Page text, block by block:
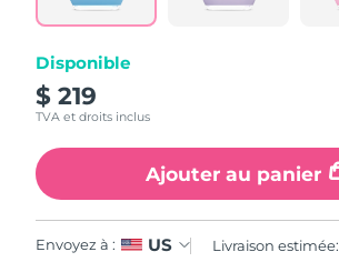
la
page.
Disponible
$ 219
TVA et droits inclus
Ajouter au panier
Envoyez à : US Livraison estimée: